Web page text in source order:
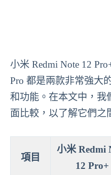
小米 Redmi Note 12
Pro 都是兩款非常強大
和功能。在本文中，我
面比較，以了解它們之
項目
小米 Redmi
12 Pro+